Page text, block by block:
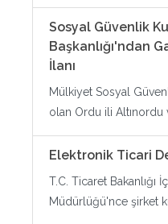
Sosyal Güvenlik
Başkanlığı'ndan
İlanı
Mülkiyet Sosyal
olan Ordu ili Altınordu
Elektronik Ticari
T.C. Ticaret Bakanlığı
Müdürlüğü'nce şirket